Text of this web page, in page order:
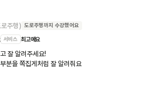
주행) 도로주행까지 수강했어요
서비스 최고예요
잘 알려주세요!
분을 쪽집게처럼 잘 알려줘요